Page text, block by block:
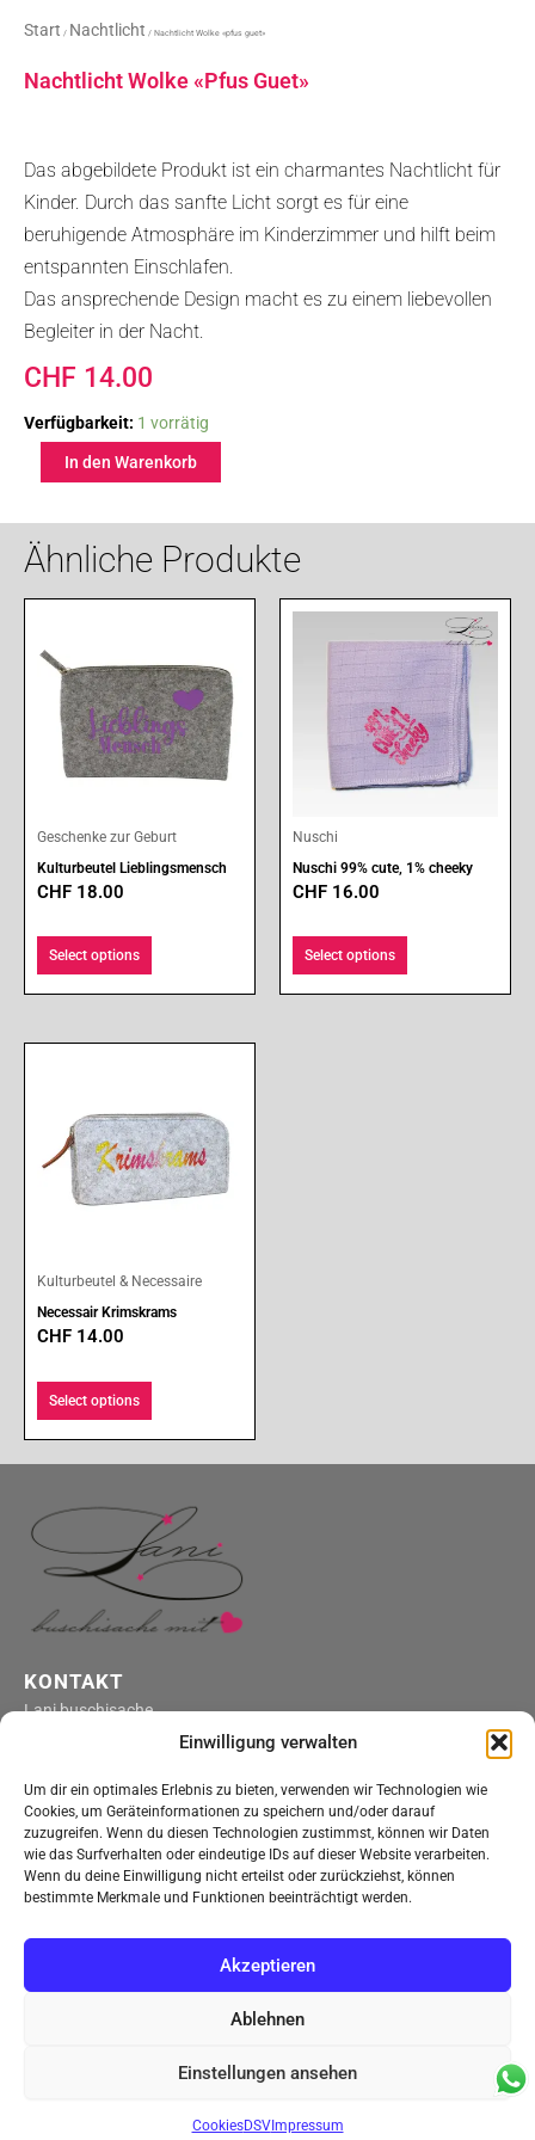
Einwilligung verwalten
Um dir ein optimales Erlebnis zu bieten, verwenden wir Technologien wie
Cookies, um Geräteinformationen zu speichern und/oder darauf
zuzugreifen. Wenn du diesen Technologien zustimmst, können wir Daten
wie das Surfverhalten oder eindeutige IDs auf dieser Website verarbeiten.
Wenn du deine Einwilligung nicht erteilst oder zurückziehst, können
bestimmte Merkmale und Funktionen beeinträchtigt werden.
Akzeptieren
Ablehnen
Einstellungen ansehen
CookiesDSVImpressum
Start / Nachtlicht / Nachtlicht Wolke «pfus guet»
Nachtlicht Wolke «pfus Guet»
Das abgebildete Produkt ist ein charmantes Nachtlicht für
Kinder. Durch das sanfte Licht sorgt es für eine
beruhigende Atmosphäre im Kinderzimmer und hilft beim
entspannten Einschlafen.
Das ansprechende Design macht es zu einem liebevollen
Begleiter in der Nacht.
CHF 14.00
Verfügbarkeit: 1 vorrätig
Nachtlicht
Wolke
In den Warenkorb
Ähnliche Produkte
Geschenke zur Geburt
Kulturbeutel Lieblingsmensch
CHF 18.00
Select options
Nuschi
Nuschi 99% cute, 1% cheeky
CHF 16.00
Select options
Kulturbeutel & Necessaire
Necessair Krimskrams
CHF 14.00
Select options
KONTAKT
Lani buschisache
kontakt@lani-buschisache.ch
ÖFFNUNGSZEITEN
Montag bis Freitag
nach telefonischer Vereinbarung
Onlineshop
Einkaufen rund um die Uhr
MENÜ